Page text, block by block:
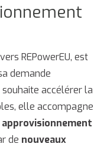
REPowerEU, est
demande
accélérer la
elle accompagne
approvisionnement
de nouveaux